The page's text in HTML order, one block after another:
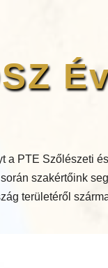
a PTE Szőlészeti
szakértőink
területéről